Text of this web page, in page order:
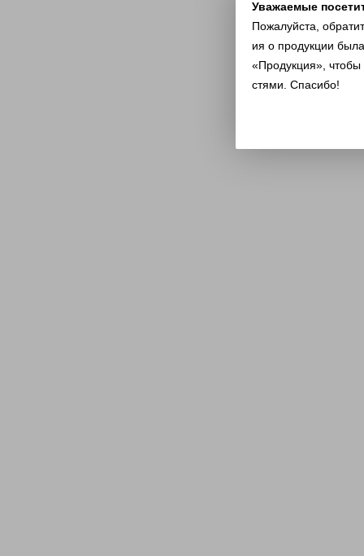
Уважаемые
Пожалуйста,
ия о продукции
«Продукция»,
стями. Спасибо!